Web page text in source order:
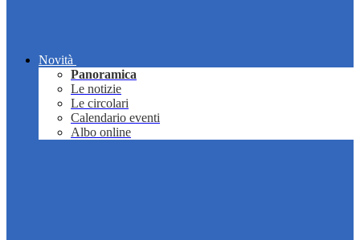
Novità
Panoramica
Le notizie
Le circolari
Calendario eventi
Albo online